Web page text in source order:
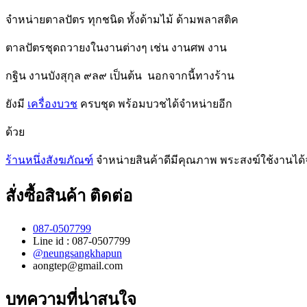
จำหน่ายตาลปัตร ทุกชนิด ทั้งด้ามไม้ ด้ามพลาสติค
ตาลปัตรชุดถวายงในงานต่างๆ เช่น งานศพ งาน
กฐิน งานบังสุกุล ๙ล๙ เป็นต้น นอกจากนี้ทางร้าน
ยังมี เครื่องบวช ครบชุด พร้อมบวชได้จำหน่ายอีก
ด้วย
ร้านหนึ่งสังฆภัณฑ์ จำหน่ายสินค้าดีมีคุณภาพ พระสงฆ์ใช้งานได้
สั่งซื้อสินค้า ติดต่อ
087-0507799
Line id : 087-0507799
@neungsangkhapun
aongtep@gmail.com
บทความที่น่าสนใจ